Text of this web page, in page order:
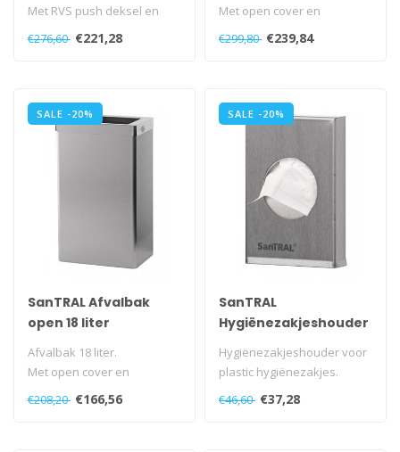
Met RVS push deksel en
binnenring.
Vrijstaand of v..
€276,60 €221,28
Met open cover en
binnenring.
Vrijstaand of voor
€299,80 €239,84
SALE -20%
SanTRAL Afvalbak
open 18 liter
Afvalbak 18 liter.
Met open cover en
binnenring.
€208,20 €166,56
SALE -20%
SanTRAL
Hygiënezakjeshouder
voor plastic
hygiënezakjes
Hygiënezakjeshouder voor
plastic hygiënezakjes.
Voor wandmontage of
€46,60 €37,28